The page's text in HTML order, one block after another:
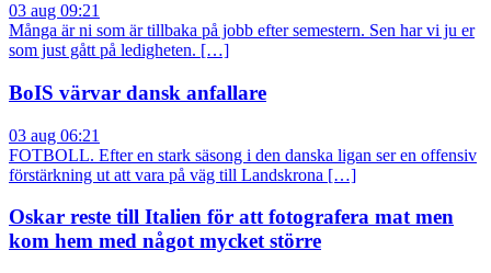
03 aug 09:21
Många är ni som är tillbaka på jobb efter semestern. Sen har vi ju er
som just gått på ledigheten. […]
BoIS värvar dansk anfallare
03 aug 06:21
FOTBOLL. Efter en stark säsong i den danska ligan ser en offensiv
förstärkning ut att vara på väg till Landskrona […]
Oskar reste till Italien för att fotografera mat men
kom hem med något mycket större